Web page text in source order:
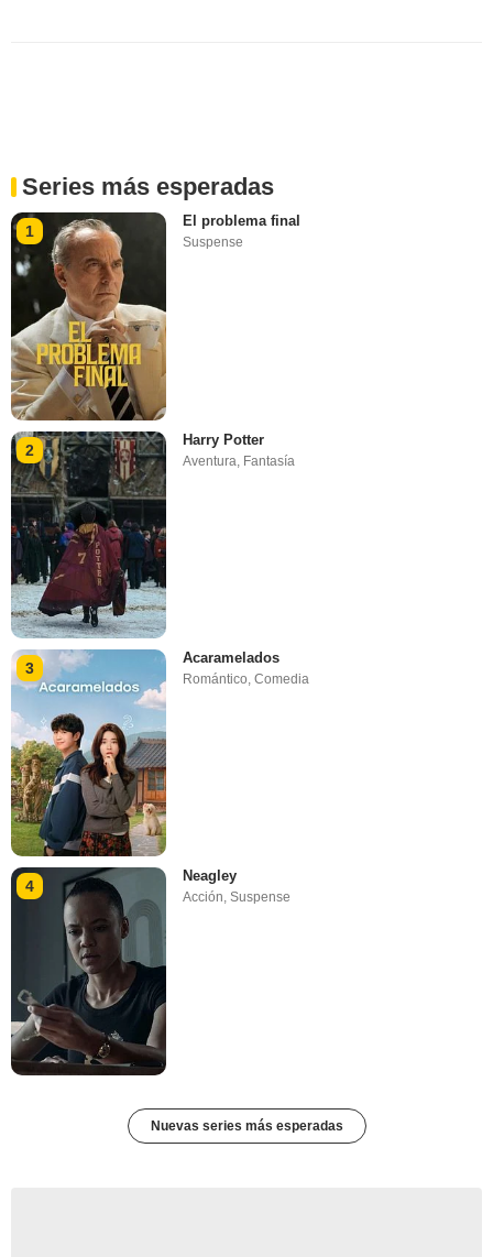
Series más esperadas
1
El problema final
Suspense
2
Harry Potter
Aventura Fantasía
3
Acaramelados
Romántico,Comedia
4
Neagley
Acción,Suspense
Nuevas series más esperadas